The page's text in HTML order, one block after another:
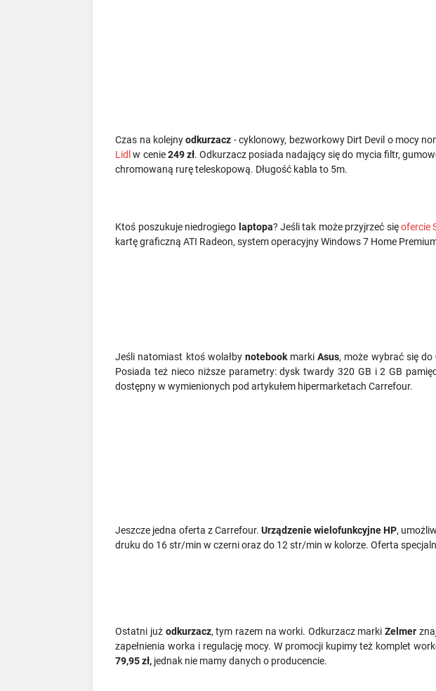
Czas na kolejnyodkurzacz - cyklonowy, bezworkowy Dirt Devil o mocy
Lidl w cenie249 zł. Odkurzacz posiada nadający się do mycia filtr,
chromowaną rurę teleskopową. Długość kabla to 5m.
Ktoś poszukuje niedrogiego laptopa? Jeśli tak może przyjrzeć sięofercie
kartę graficzną ATI Radeon, system operacyjny Windows 7 Home
Jeśli natomiast ktoś wolałby notebookmarkiAsus, może wybrać się do
Posiada też nieco niższe parametry: dysk twardy 320 GB i 2 GB
dostępny w wymienionych pod artykułem hipermarketach Carrefour.
Jeszcze jedna oferta z Carrefour. Urządzenie wielofunkcyjne HP,
druku do 16 str/min w czerni oraz do 12 str/min w kolorze. Oferta
Ostatni już odkurzacz, tym razem na worki. Odkurzacz markiZelmer
zapełnienia worka i regulację mocy. W promocji kupimy też komplet
79,95 zł, jednak nie mamy danych o producencie.